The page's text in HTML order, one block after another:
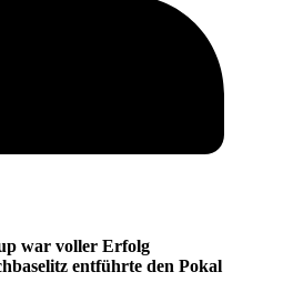
war voller Erfolg
entführte den Pokal